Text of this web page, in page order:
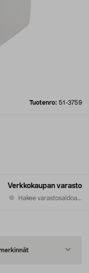
Tuotenro: 51-3759
Verkkokaupan varasto
Hakee varastosaldoa...